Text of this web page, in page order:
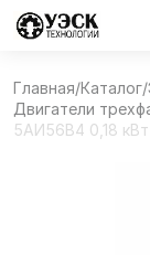
Главная/Каталог/
Двигатели
5АИ56В4 0,18